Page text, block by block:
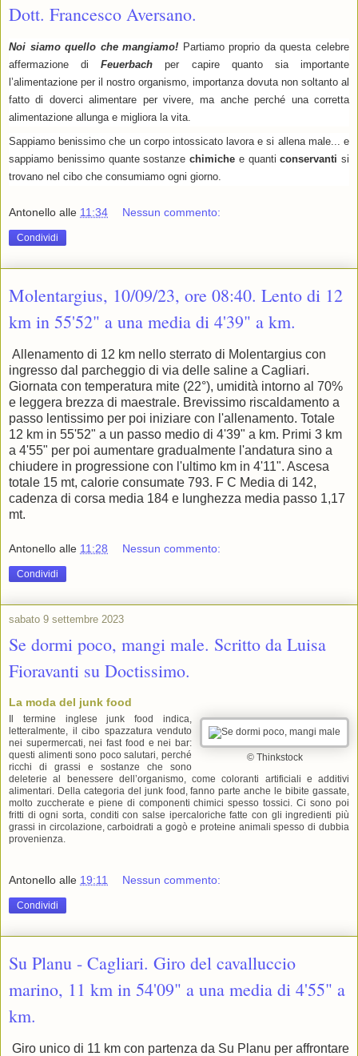
Dott. Francesco Aversano.
Noi siamo quello che mangiamo! Partiamo proprio da questa celebre
affermazione diFeuerbach per capire quanto sia importante
l’alimentazione per il nostro organismo, importanza dovuta non soltanto al
fatto di doverci alimentare per vivere, ma anche perché una corretta
alimentazione allunga e migliora la vita.
Sappiamo benissimo che un corpo intossicato lavora e si allena male... e
sappiamo benissimo quante sostanze chimiche e quanticonservanti si
trovano nel cibo che consumiamo ogni giorno.
Antonello alle 11:34 Nessun commento:
Condividi
Molentargius, 10/09/23, ore 08:40. Lento di 12
km in 55'52" a una media di 4'39" a km.
Allenamento di 12 km nello sterrato di Molentargius con
ingresso dal parcheggio di via delle saline a Cagliari.
Giornata con temperatura mite (22°), umidità intorno al 70%
e leggera brezza di maestrale. Brevissimo riscaldamento a
passo lentissimo per poi iniziare con l'allenamento. Totale
12 km in 55'52" a un passo medio di 4'39" a km. Primi 3 km
a 4'55" per poi aumentare gradualmente l'andatura sino a
chiudere in progressione con l'ultimo km in 4'11". Ascesa
totale 15 mt, calorie consumate 793. F C Media di 142,
cadenza di corsa media 184 e lunghezza media passo 1,17
mt.
Antonello alle 11:28 Nessun commento:
Condividi
sabato 9 settembre 2023
Se dormi poco, mangi male. Scritto da Luisa
Fioravanti su Doctissimo.
La moda del junk food
© Thinkstock
Il termine inglese junk food indica,
letteralmente, il cibo spazzatura venduto
nei supermercati, nei fast food e nei bar:
questi alimenti sono poco salutari, perché
ricchi di grassi e sostanze che sono
deleterie al benessere dell’organismo, come coloranti artificiali e additivi
alimentari. Della categoria del junk food, fanno parte anche le bibite gassate,
molto zuccherate e piene di componenti chimici spesso tossici. Ci sono poi
fritti di ogni sorta, conditi con salse ipercaloriche fatte con gli ingredienti più
grassi in circolazione, carboidrati a gogò e proteine animali spesso di dubbia
provenienza.
Antonello alle 19:11 Nessun commento:
Condividi
Su Planu - Cagliari. Giro del cavalluccio
marino, 11 km in 54'09" a una media di 4'55" a
km.
Giro unico di 11 km con partenza da Su Planu per affrontare